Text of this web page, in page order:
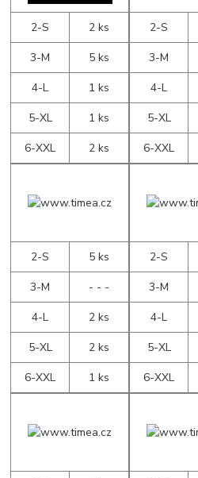
2-S
2 ks
3-M
5 ks
4-L
1 ks
5-XL
1 ks
6-XXL
2 ks
2-S
3-M
4-L
5-XL
6-XXL
2-S
5 ks
3-M
- - -
4-L
2 ks
5-XL
2 ks
6-XXL
1 ks
2-S
3-M
4-L
5-XL
6-XXL